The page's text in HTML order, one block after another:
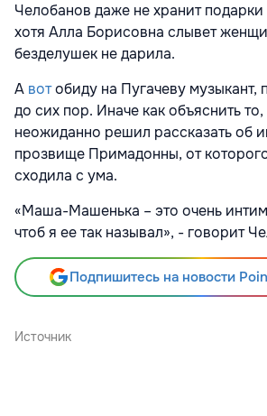
Челобанов даже не хранит
хотя Алла Борисовна слывет
безделушек не дарила.
А вотобиду на Пугачеву музыкант,
до сих пор. Иначе как объяснить то,
неожиданно решил рассказать об
прозвище Примадонны, от
сходила с ума.
«Маша-Машенька – это очень
чтоб я ее так называл», - говорит
Подпишитесь на новости
Источник